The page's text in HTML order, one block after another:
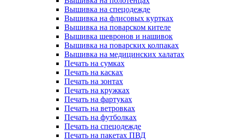
Вышивка на спецодежде
Вышивка на флисовых куртках
Вышивка на поварском кителе
Вышивка шевронов и нашивок
Вышивка на поварских колпаках
Вышивка на медицинских халатах
Печать на сумках
Печать на касках
Печать на зонтах
Печать на кружках
Печать на фартуках
Печать на ветровках
Печать на футболках
Печать на спецодежде
Печать на пакетах ПВД